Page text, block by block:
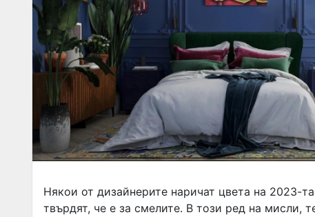
Някои от дизайнерите наричат цвета на 2023-
твърдят, че е за смелите. В този ред на мисли,